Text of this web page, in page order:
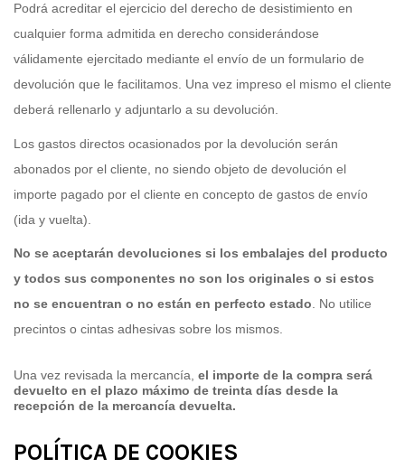
Podrá acreditar el ejercicio del derecho de desistimiento en
cualquier forma admitida en derecho considerándose
válidamente ejercitado mediante el envío de un formulario de
devolución que le facilitamos. Una vez impreso el mismo el cliente
deberá rellenarlo y adjuntarlo a su devolución.
Los gastos directos ocasionados por la devolución serán
abonados por el cliente, no siendo objeto de devolución el
importe pagado por el cliente en concepto de gastos de envío
(ida y vuelta).
No se aceptarán devoluciones si los embalajes del producto
y todos sus componentes no son los originales o si estos
no se encuentran o no están en perfecto estado. No utilice
precintos o cintas adhesivas sobre los mismos.
Una vez revisada la mercancía, el importe de la compra será
devuelto en el plazo máximo de treinta días desde la
recepción de la mercancía devuelta.
POLÍTICA DE COOKIES